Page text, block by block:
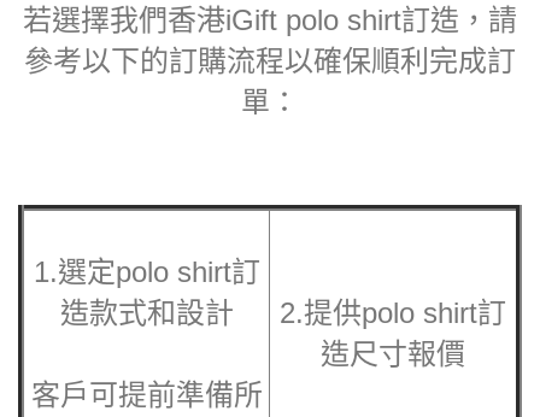
若選擇我們香港iGift polo shirt訂造，請
參考以下的訂購流程以確保順利完成訂
單：
1.選定polo shirt訂
造款式和設計
客戶可提前準備所
2.提供polo shirt訂
造尺寸報價